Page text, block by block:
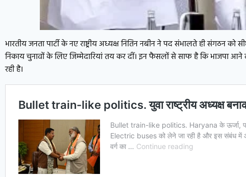
भारतीय जनता पार्टी के नए राष्ट्रीय अध्यक्ष नितिन नबीन ने पद संभालते ही संगठन
निकाय चुनावों के लिए जिम्मेदारियां तय कर दीं। इन फैसलों से साफ है कि भाजपा आने
रही है।